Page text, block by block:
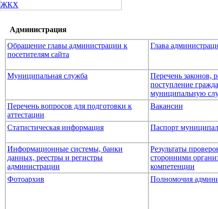
ЖКХ
Администрация
Обращение главы администрации к
посетителям сайта
Глава
Муниципальная служба
Перечень законов,
поступление
муниципальную
Перечень вопросов для подготовки к
аттестации
Вакансии
Статистическая информация Паспорт
Информационные системы, банки
данных, реестры и регистры
администрации
Результаты
сторонними
компетенции
Фотоархив
Полномочия